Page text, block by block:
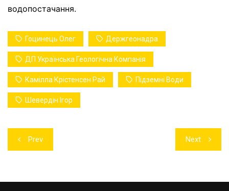
водопостачання.
Гоцинець Олег Держгеонадра
ДП Українська Геологічна Компанія
Камілла Крістенсен Рай Підземні Води
Шевердін Ігор
Навігація
записів
Prev Next